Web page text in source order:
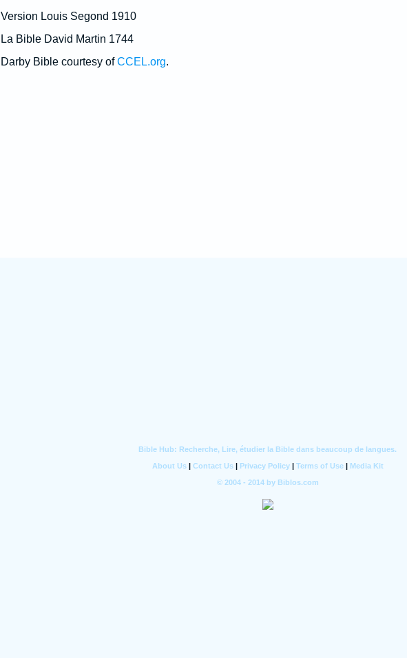
Version Louis Segond 1910
La Bible David Martin 1744
Darby Bible courtesy ofCCEL.org.